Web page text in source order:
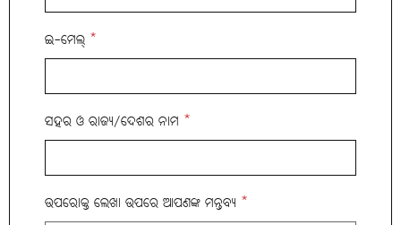
ଇ-ମେଲ୍ *
ସହର ଓ ରାଜ୍ୟ/ଦେଶର ନାମ *
ଉପରୋକ୍ତ ଲେଖା ଉପରେ ଆପଣଙ୍କ ମନ୍ତବ୍ୟ *